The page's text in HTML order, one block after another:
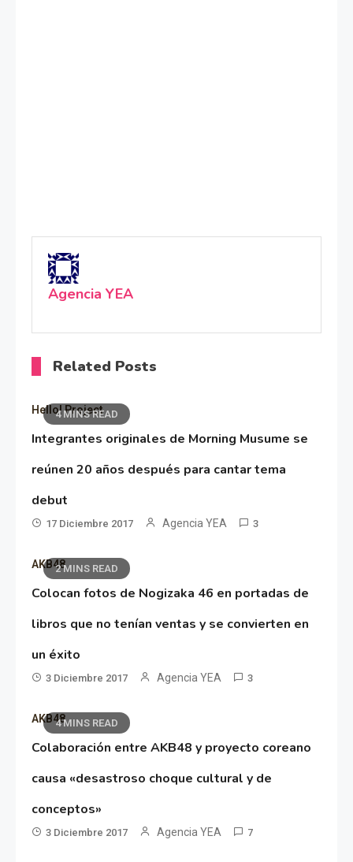
Agencia YEA
Related Posts
4 MINS READ
Hello! Project
Integrantes originales de Morning Musume se
reúnen 20 años después para cantar tema
debut
17 Diciembre 2017 Agencia YEA 3
2 MINS READ
AKB48
Colocan fotos de Nogizaka 46 en portadas de
libros que no tenían ventas y se convierten en
un éxito
3 Diciembre 2017 Agencia YEA 3
4 MINS READ
AKB48
Colaboración entre AKB48 y proyecto coreano
causa «desastroso choque cultural y de
conceptos»
3 Diciembre 2017 Agencia YEA 7